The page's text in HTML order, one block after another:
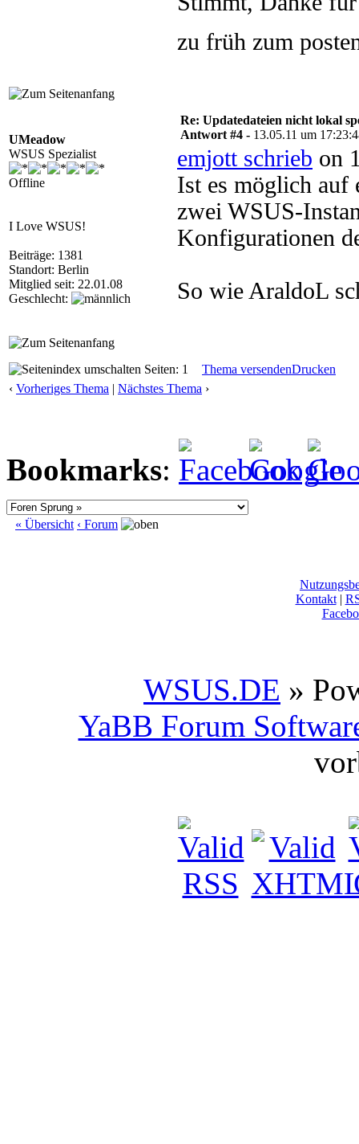
zu früh zum
UMeadow
WSUS Spezialist
Offline
I Love WSUS!
Beiträge: 1381
Standort: Berlin
Mitglied seit: 22.01.08
Geschlecht:
Re: Updatedateien nicht lokal
Antwort #4 - 13.05.11 um
emjott schrieb on
Ist es möglich auf
zwei WSUS-
Konfigurationen
So wie AraldoL
Seiten: 1 Thema versendenDrucken
‹ Vorheriges Thema | Nächstes Thema ›
Bookmarks:
« Übersicht ‹ Forum
Kontakt|
WSUS.DE »
YaBB Forum